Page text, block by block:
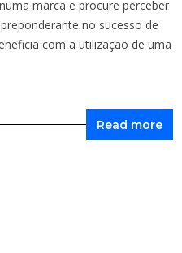
marca e procure perceber
no sucesso de
com a utilização de uma
Read more